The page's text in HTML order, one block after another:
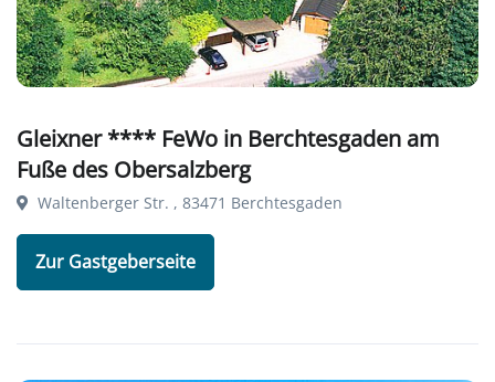
Gleixner **** FeWo in Berchtesgaden am
Fuße des Obersalzberg
Waltenberger Str. , 83471 Berchtesgaden
Zur Gastgeberseite